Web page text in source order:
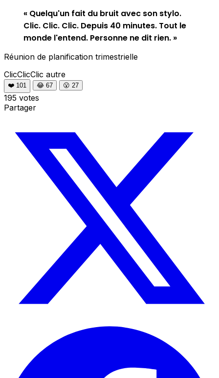
« Quelqu'un fait du bruit avec son stylo.
Clic. Clic. Clic. Depuis 40 minutes. Tout le
monde l'entend. Personne ne dit rien. »
Réunion de planification trimestrielle
ClicClicClic autre
❤️ 101 😂 67 😮 27
195 votes
Partager